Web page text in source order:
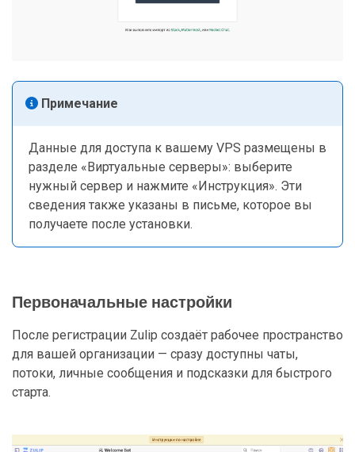
Примечание
Данные для доступа к вашему VPS размещены в
разделе «Виртуальные серверы»: выберите
нужный сервер и нажмите «Инструкция». Эти
сведения также указаны в письме, которое вы
получаете после установки.
Первоначальные настройки
После регистрации Zulip создаёт рабочее пространство
для вашей организации — сразу доступны чаты,
потоки, личные сообщения и подсказки для быстрого
старта.